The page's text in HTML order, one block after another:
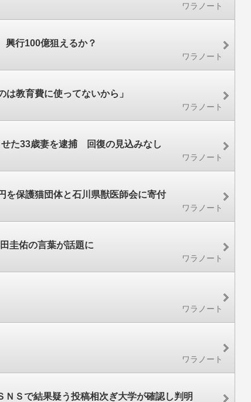
ワラノート
興行100億狙えるか？
ワラノート
教育費に使ってないから」
ワラノート
た33歳妻を逮捕 回復の見込みなし
ワラノート
を保護猫団体と石川県獣医師会に寄付
ワラノート
圭佑の言葉が話題に
ワラノート
ワラノート
ワラノート
Ｓで結果疑う投稿相次ぎ大学が確認し判明